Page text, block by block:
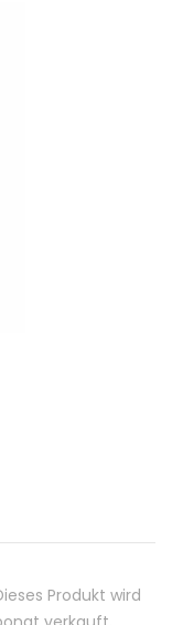
Produkt wird